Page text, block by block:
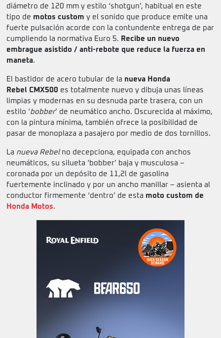
diámetro de 120 mm y estilo ‘shotgun’, habitual en este
tipo de motos custom y el sonido que produce emite una
fuerte pulsación acorde con la contundente entrega de par
cumpliendo la normativa Euro 5. Recibe un nuevo
embrague asistido / anti-rebote que reduce la fuerza en
maneta.
El bastidor de acero tubular de la nueva Honda
Rebel CMX500 es totalmente nuevo y dibuja unas líneas
limpias y modernas en su desnuda parte trasera, con un
estilo ‘bobber’ de neumático ancho. Oscurecida al máximo,
con la pintura mínima, también ofrece la posibilidad de
pasar de monoplaza a pasajero por medio de dos tornillos.
La nueva Rebelno decepciona, equipada con anchos
neumáticos, su silueta ‘bobber’ baja y musculosa –
coronada por un depósito de 11,2l de gasolina
fuertemente inclinado y por un ancho manillar – asienta al
conductor firmemente ‘dentro’ de esta moto custom de
Honda Motos.